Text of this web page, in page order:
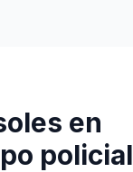
en
policial